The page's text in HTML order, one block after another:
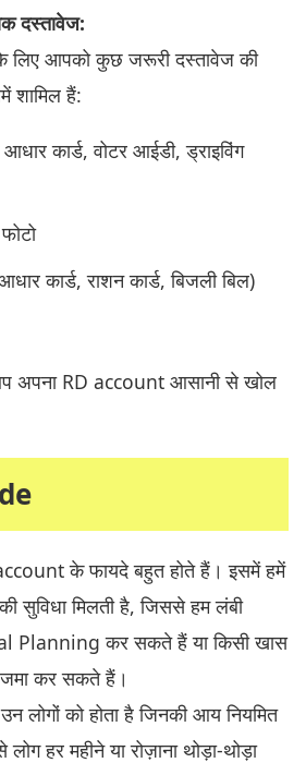
दस्तावेज:
आपको कुछ जरूरी दस्तावेज की
शामिल हैं:
कार्ड, वोटर आईडी, ड्राइविंग
कार्ड, राशन कार्ड, बिजली बिल)
अपना RD account आसानी से खोल
के फायदे बहुत होते हैं। इसमें हमें
सुविधा मिलती है, जिससे हम लंबी
Planning कर सकते हैं या किसी खास
जमा कर सकते हैं।
लोगों को होता है जिनकी आय नियमित
हर महीने या रोज़ाना थोड़ा-थोड़ा